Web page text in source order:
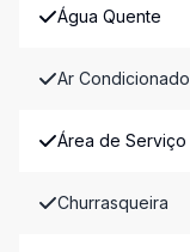
Água Quente
Ar Condicionado
Área de Serviço
Churrasqueira